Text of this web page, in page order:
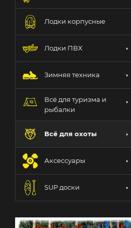
Лодки корпусные
Лодки ПВХ
Зимняя техника
Всё для туризма и
рыбалки
Всё для охоты
Аксессуары
SUP доски